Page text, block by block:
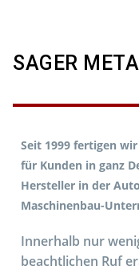
SAGER
Seit 1999 fertigen
für Kunden in ganz
Hersteller in der
Maschinenbau-
Innerhalb nur
beachtlichen Ruf